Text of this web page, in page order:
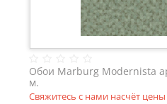
Обои Marburg Modernista
м.
Свяжитесь с нами насчёт цены